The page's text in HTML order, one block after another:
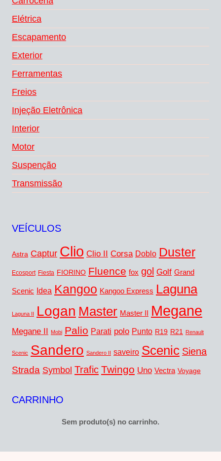
Elétrica
Escapamento
Exterior
Ferramentas
Freios
Injeção Eletrônica
Interior
Motor
Suspenção
Transmissão
VEÍCULOS
Astra Captur Clio Clio II Corsa Doblo Duster
Ecosport Fiesta FIORINO Fluence fox gol Golf Grand
Scenic Idea Kangoo Kangoo Express Laguna
Laguna II Logan Master Master II Megane
Megane II Mobi Palio Parati polo Punto R19 R21 Renault
Scenic Sandero Sandero II saveiro Scenic Siena
Strada Symbol Trafic Twingo Uno Vectra Voyage
CARRINHO
Sem produto(s) no carrinho.